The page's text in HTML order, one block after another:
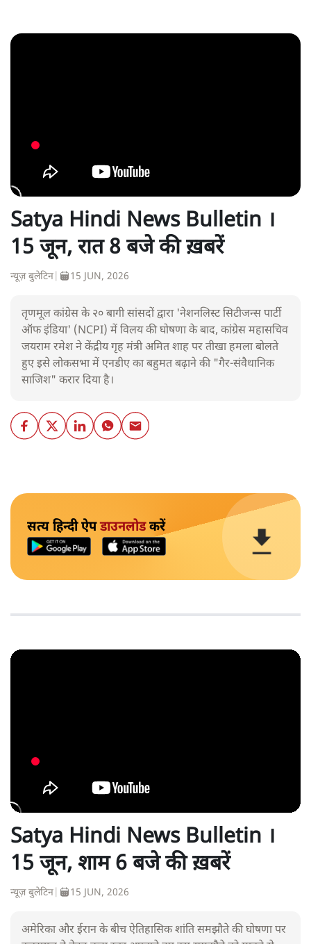
Satya Hindi News Bulletin ।
15 जून, रात 8 बजे की ख़बरें
न्यूज़ बुलेटिन 15 JUN, 2026
तृणमूल कांग्रेस के २० बागी सांसदों द्वारा 'नेशनलिस्ट सिटीजन्स पार्टी
ऑफ इंडिया' (NCPI) में विलय की घोषणा के बाद, कांग्रेस महासचिव
जयराम रमेश ने केंद्रीय गृह मंत्री अमित शाह पर तीखा हमला बोलते
हुए इसे लोकसभा में एनडीए का बहुमत बढ़ाने की "गैर-संवैधानिक
साजिश" करार दिया है।
सत्य हिन्दी ऐपडाउनलोडकरें
Satya Hindi News Bulletin ।
15 जून, शाम 6 बजे की ख़बरें
न्यूज़ बुलेटिन 15 JUN, 2026
अमेरिका और ईरान के बीच ऐतिहासिक शांति समझौते की घोषणा पर